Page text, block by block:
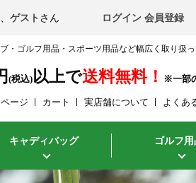
ゲスト さん ログイン 会員登録
・ゴルフ用品・スポーツ用品など幅広く取り扱っ
(税込)以上で送料無料！
ージ カート 実店舗について よくあ
キャディバッグ ゴルフ用